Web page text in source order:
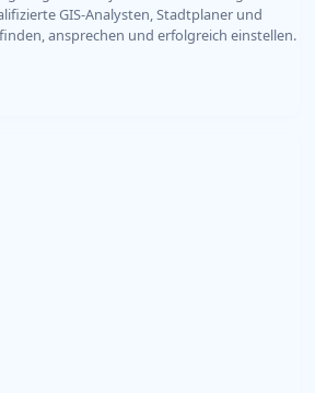
GIS-Analysten, Stadtplaner und
ansprechen und erfolgreich einstellen.